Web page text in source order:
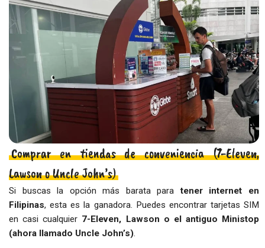
Comprar en tiendas de conveniencia (7-Eleven,
Lawson o Uncle John’s)
Si buscas la opción más barata paratener internet en
Filipinas, esta es la ganadora. Puedes encontrar tarjetas SIM
en casi cualquier 7-Eleven, Lawson o el antiguo Ministop
(ahora llamado Uncle John’s).